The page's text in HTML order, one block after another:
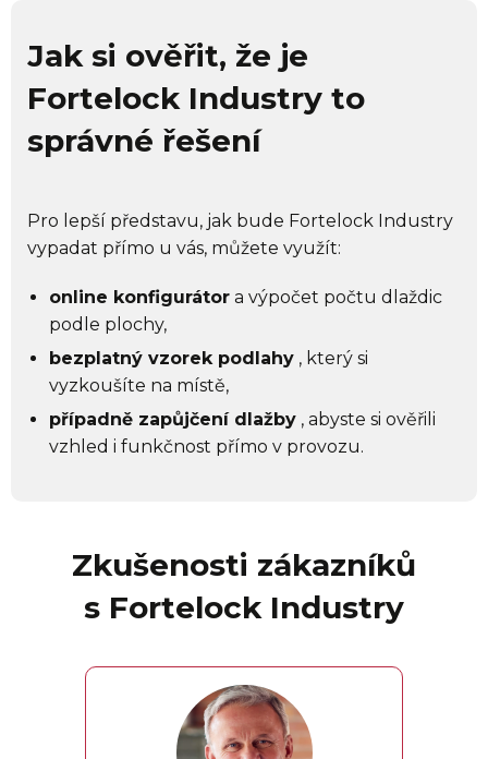
Jak si ověřit, že je
Fortelock Industry to
správné řešení
Pro lepší představu, jak bude Fortelock Industry
vypadat přímo u vás, můžete využít:
online konfigurátor a výpočet počtu dlaždic
podle plochy,
bezplatný vzorek podlahy , který si
vyzkoušíte na místě,
případně zapůjčení dlažby , abyste si ověřili
vzhled i funkčnost přímo v provozu.
Zkušenosti zákazníků
s Fortelock Industry